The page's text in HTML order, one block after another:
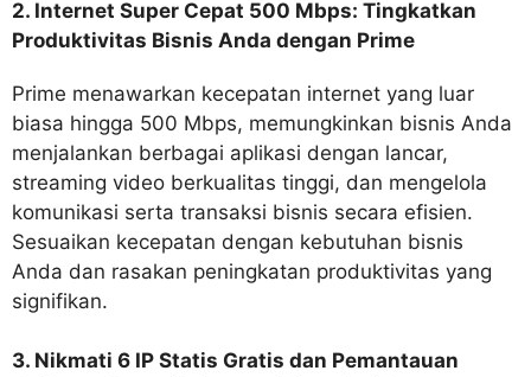
2. Internet Super Cepat 500 Mbps: Tingkatkan
Produktivitas Bisnis Anda dengan Prime
Prime menawarkan kecepatan internet yang luar
biasa hingga 500 Mbps, memungkinkan bisnis Anda
menjalankan berbagai aplikasi dengan lancar,
streaming video berkualitas tinggi, dan mengelola
komunikasi serta transaksi bisnis secara efisien.
Sesuaikan kecepatan dengan kebutuhan bisnis
Anda dan rasakan peningkatan produktivitas yang
signifikan.
3. Nikmati 6 IP Statis Gratis dan Pemantauan